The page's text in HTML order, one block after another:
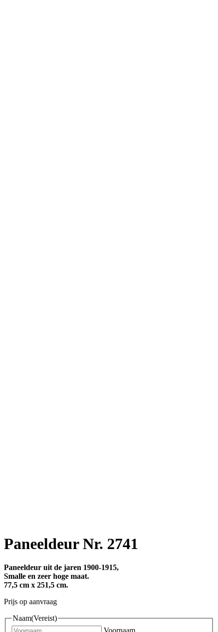
Paneeldeur Nr. 2741
Paneeldeur uit de jaren 1900-1915,
Smalle en zeer hoge maat.
77,5 cm x 251,5 cm.
Prijs op aanvraag
Naam(Vereist)
Voornaam